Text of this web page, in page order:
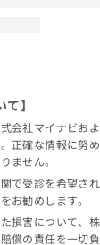
】
会社マイナビお
正確な情報に努
ません。
で受診を希望さ
お勧めします。
損害について、
償の責任を一切